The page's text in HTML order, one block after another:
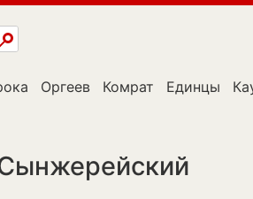
Оргеев Комрат Единцы